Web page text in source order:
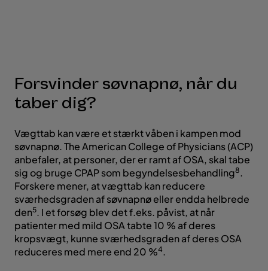
Forsvinder søvnapnø, når du
taber dig?
Vægttab kan være et stærkt våben i kampen mod
søvnapnø. The American College of Physicians (ACP)
anbefaler, at personer, der er ramt af OSA, skal tabe
sig og bruge CPAP som begyndelsesbehandling8.
Forskere mener, at vægttab kan reducere
sværhedsgraden af søvnapnø eller endda helbrede
den5. I et forsøg blev det f.eks. påvist, at når
patienter med mild OSA tabte 10 % af deres
kropsvægt, kunne sværhedsgraden af deres OSA
reduceres med mere end 20 %4.